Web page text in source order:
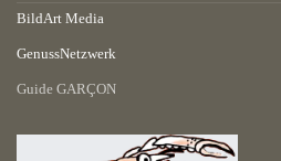
BildArt Media
GenussNetzwerk
Guide GARÇON